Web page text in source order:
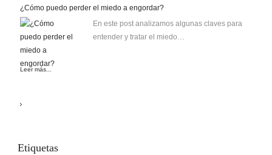
¿Cómo puedo perder el miedo a engordar?
En este post analizamos algunas claves para
entender y tratar el miedo…
Leer más...
Etiquetas